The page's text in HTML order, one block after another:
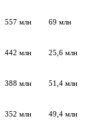
557 млн 69 млн
442 млн 25,6 млн
388 млн 51,4 млн
352 млн 49,4 млн